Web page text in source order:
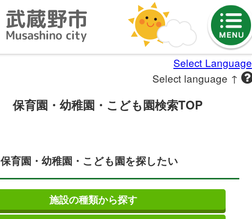
Select Language
Select language ↑
保育園・幼稚園・こども園検索TOP
保育園・幼稚園・こども園を探したい
施設の種類から探す